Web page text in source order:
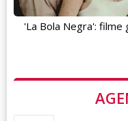
'La Bola Negra':